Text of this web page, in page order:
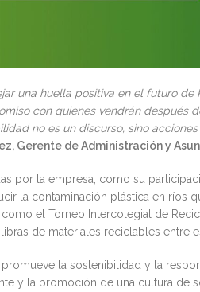
una huella positiva en el futuro
con quienes vendrán después
no es un discurso, sino
Gerente de Administración y
por la empresa, como su
la contaminación plástica en ríos
el Torneo Intercolegial de
de materiales reciclables entre
la sostenibilidad y la
y la promoción de una cultura de